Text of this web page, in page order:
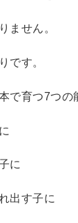
ません。
です。
で育つ7つの
に
出す子に